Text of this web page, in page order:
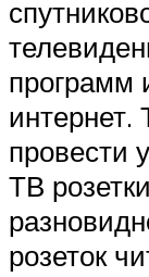
программ
интернет.
провести
ТВ
розеток